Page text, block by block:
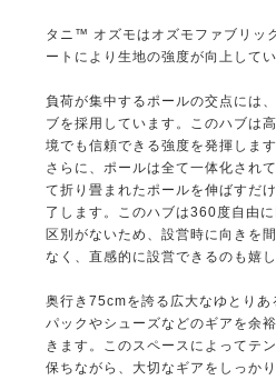
タニ™ オズモはオズモファブリッ
ートにより生地の強度が向上してい
負荷が集中するポールの交点には
ブを採用しています。このハブは
境でも信頼できる強度を発揮します
さらに、ポールは全て一体化され
て折り畳まれたポールを伸ばすだ
了します。このハブは360度自由
区別がないため、設営時に向きを
なく、直感的に設営できるのも嬉
奥行き75cmを誇る広大なゆとりあ
パックやシューズなどのギアを余
きます。このスペースによってテ
保ちながら、大切なギアをしっか